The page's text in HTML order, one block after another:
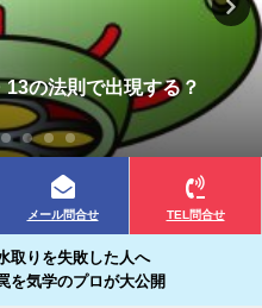
の法則で出現する？
メール問合せ TEL問合せ
取りを失敗した人へ
を気学のプロが大公開